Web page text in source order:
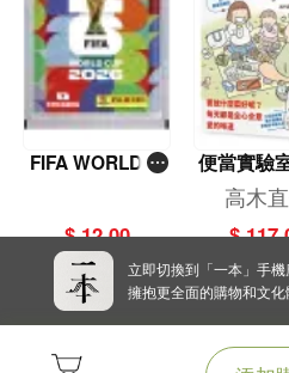
FIFA WORLD C
包）
$ 12.00
便當實驗
張了——日
特別日的
戰記
高木
$
立即切換到「一本」手機
擁抱更全面的購物和文化